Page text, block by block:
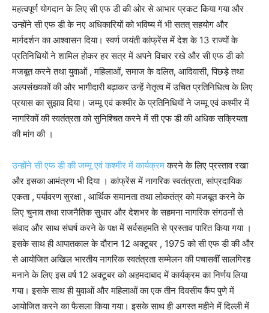
महत्वपूर्ण योगदान के लिए सी एफ डी की ओर से आभार प्रकट किया गया और
उन्होंने सी एफ डी के नए अधिकारियों को भविष्य में भी सतत् सहयोग और
मार्गदर्शन का आश्वासन दिया। स्वर्ण जयंती कांफ्रेंस में देश के 13 राज्यों के
प्रतिनिधियों ने शामिल होकर हर सत्र में अपने विचार रखे और सी एफ डी को
मजबूत करने तथा युवाओं , महिलाओं, समाज के दलित, आदिवासी, पिछड़े तथा
अल्पसंख्यकों की और भागीदारी बढ़ाकर उन्हें नेतृत्व में उचित प्रतिनिधित्व के लिए
प्रयास का सुझाव दिया। जम्मू एवं कश्मीर के प्रतिनिधियों ने जम्मू एवं कश्मीर में
नागरिकों की स्वतंत्रता को सुनिश्चित करने में सी एफ डी की अधिक सक्रियता
की मांग की ।
उन्होंने सी एफ डी की जम्मू एवं कश्मीर में कार्यक्रमकरने के लिए प्रस्ताव रखा
और इसका आमंत्रण भी दिया । कांफ्रेंस में नागरिक स्वतंत्रता, सांप्रदायिक
एकता , पर्यावरण सुरक्षा , आर्थिक समानता तथा लोकतंत्र को मजबूत करने के
लिए चुनाव तथा राजनैतिक सुधार और देशभर के सहमना नागरिक संगठनों से
संवाद और साथ संघर्ष करने के पक्ष में सर्वसहमति से प्रस्ताव पारित किया गया ।
इसके साथ ही आपातकाल के दौरान 12 अक्टूबर , 1975 को सी एफ डी की और
से आयोजित अखिल भारतीय नागरिक स्वतंत्रता सम्मेलन की पचासवीं सालगिरह
मनाने के लिए इस वर्ष 12 अक्टूबर को अहमदाबाद में कार्यक्रम का निर्णय लिया
गया। इसके साथ ही युवाओं और महिलाओं का एक तीन दिवसीय कैंप पुणे में
आयोजित करने का फैसला किया गया। इसके साथ ही अगस्त महीने में दिल्ली में